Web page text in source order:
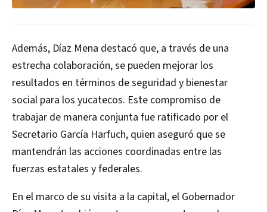
Además, Díaz Mena destacó que, a través de una
estrecha colaboración, se pueden mejorar los
resultados en términos de seguridad y bienestar
social para los yucatecos. Este compromiso de
trabajar de manera conjunta fue ratificado por el
Secretario García Harfuch, quien aseguró que se
mantendrán las acciones coordinadas entre las
fuerzas estatales y federales.
En el marco de su visita a la capital, el Gobernador